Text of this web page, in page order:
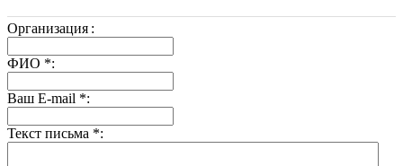
Организация :
ФИО *:
Ваш E-mail *:
Текст письма *: